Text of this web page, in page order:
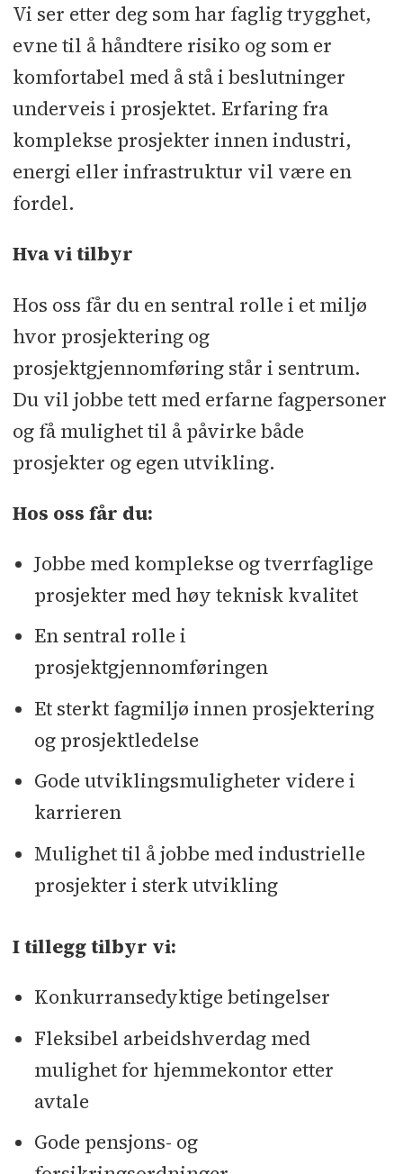
Vi ser etter deg som har faglig trygghet,
evne til å håndtere risiko og som er
komfortabel med å stå i beslutninger
underveis i prosjektet. Erfaring fra
komplekse prosjekter innen industri,
energi eller infrastruktur vil være en
fordel.
Hva vi tilbyr
Hos oss får du en sentral rolle i et miljø
hvor prosjektering og
prosjektgjennomføring står i sentrum.
Du vil jobbe tett med erfarne fagpersoner
og få mulighet til å påvirke både
prosjekter og egen utvikling.
Hos oss får du:
Jobbe med komplekse og tverrfaglige
prosjekter med høy teknisk kvalitet
En sentral rolle i
prosjektgjennomføringen
Et sterkt fagmiljø innen prosjektering
og prosjektledelse
Gode utviklingsmuligheter videre i
karrieren
Mulighet til å jobbe med industrielle
prosjekter i sterk utvikling
I tillegg tilbyr vi:
Konkurransedyktige betingelser
Fleksibel arbeidshverdag med
mulighet for hjemmekontor etter
avtale
Gode pensjons- og